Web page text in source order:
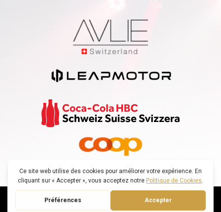
© SWISS VOICE TOUR |Politica di confidenzialità
DECONNEXION
CREATO DA : SMARTFOX